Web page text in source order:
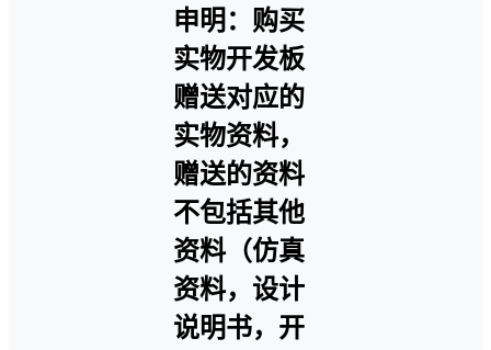
申明：购买
实物开发板
赠送对应的
实物资料，
赠送的资料
不包括其他
资料（仿真
资料，设计
说明书，开